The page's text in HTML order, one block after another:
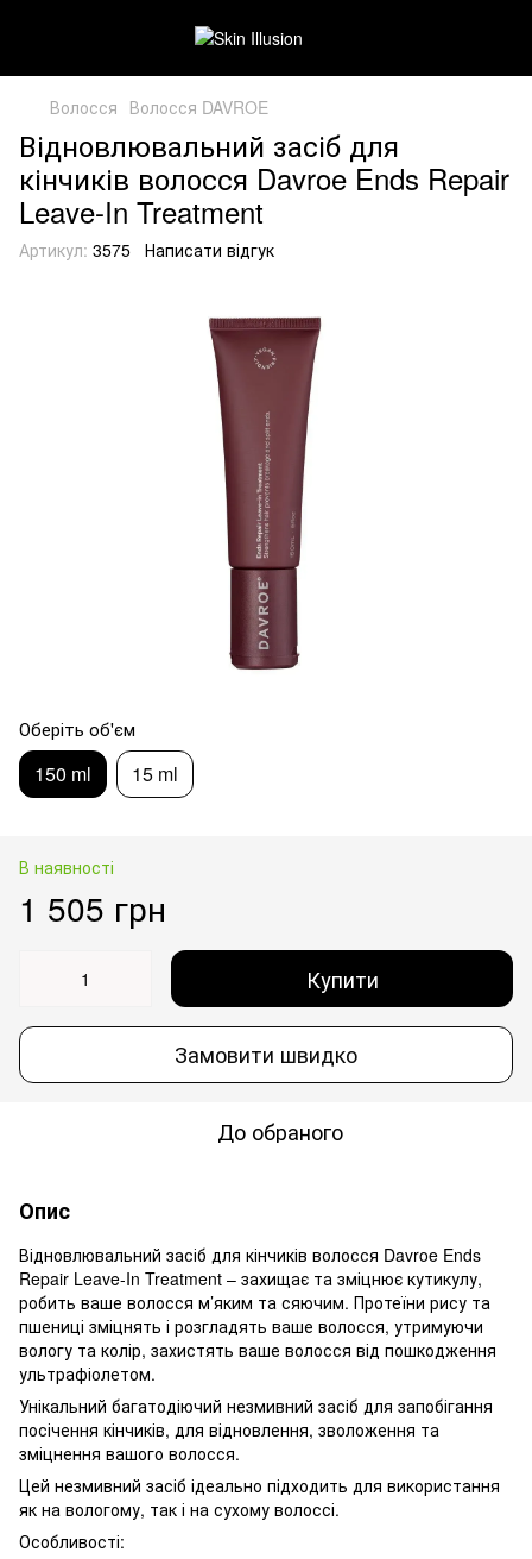
Волосся Волосся DAVROE
Відновлювальний засіб для
кінчиків волосся Davroe Ends Repair
Leave-In Treatment
Артикул: 3575 Написати відгук
Оберіть об'єм
150 ml 15 ml
В наявності
1 505 грн
Купити
Замовити швидко
До обраного
Опис
Відновлювальний засіб для кінчиків волосся Davroe Ends
Repair Leave-In Treatment – захищає та зміцнює кутикулу,
робить ваше волосся м’яким та сяючим. Протеїни рису та
пшениці зміцнять і розгладять ваше волосся, утримуючи
вологу та колір, захистять ваше волосся від пошкодження
ультрафіолетом.
Унікальний багатодіючий незмивний засіб для запобігання
посічення кінчиків, для відновлення, зволоження та
зміцнення вашого волосся.
Цей незмивний засіб ідеально підходить для використання
як на вологому, так і на сухому волоссі.
Особливості: